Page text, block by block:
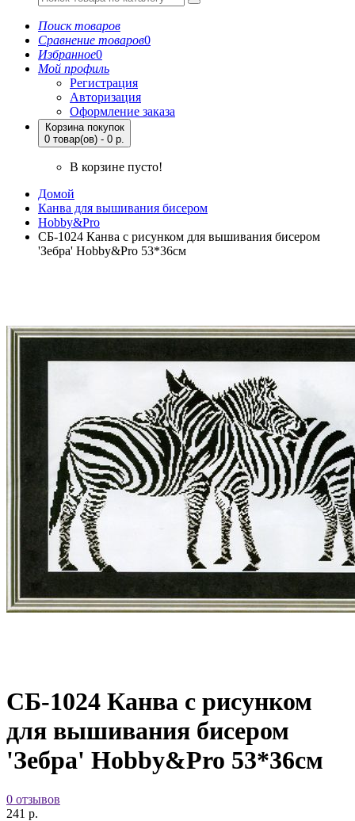
Поиск товаров
Сравнение товаров0
Избранное0
Мой профиль
Регистрация
Авторизация
Оформление заказа
Корзина покупок
0 товар(ов) - 0 р.
В корзине пусто!
Домой
Канва для вышивания бисером
Hobby&Pro
СБ-1024 Канва с рисунком для вышивания бисером
'Зебра' Hobby&Pro 53*36см
СБ-1024 Канва с рисунком
для вышивания бисером
'Зебра' Hobby&Pro 53*36см
0 отзывов
241 р.